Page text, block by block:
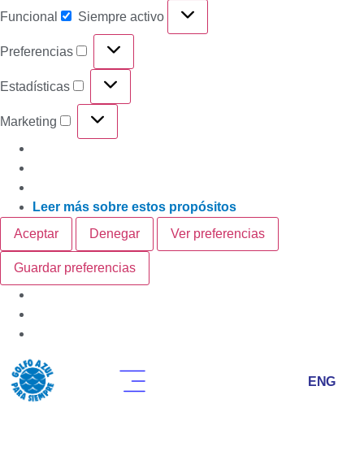
Funcional
Siempre activo
Preferencias
Estadísticas
Marketing
Leer más sobre estos propósitos
Aceptar
Denegar Ver preferencias
Guardar preferencias
ENG